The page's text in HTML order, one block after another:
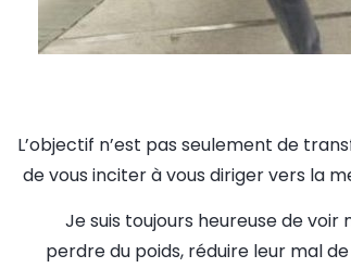
L’objectif n’est pas seulement de
de vous inciter à vous diriger vers la
Je suis toujours heureuse de
perdre du poids, réduire leur mal